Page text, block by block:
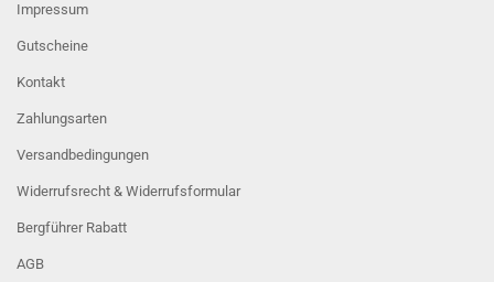
Impressum
Gutscheine
Kontakt
Zahlungsarten
Versandbedingungen
Widerrufsrecht & Widerrufsformular
Bergführer Rabatt
AGB